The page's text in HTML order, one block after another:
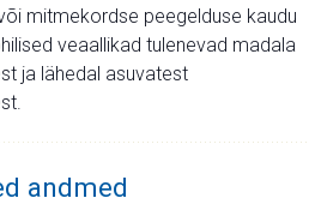
mitmekordse peegelduse kaudu
veaallikad tulenevad madala
ja lähedal asuvatest
andmed